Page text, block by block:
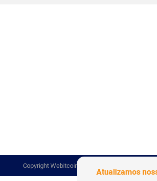
Copyright Webitcoin 2018 - Todos os Direitos
Atualizamos